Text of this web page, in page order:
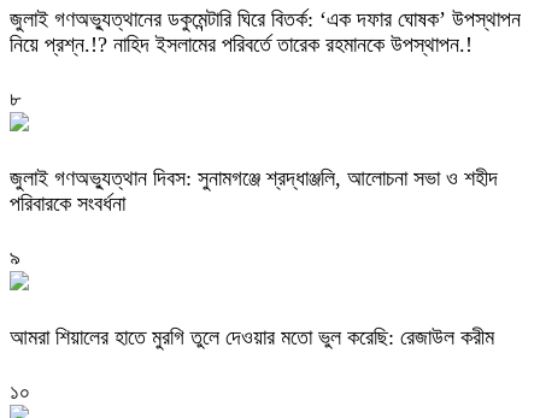
‎জুলাই গণঅভ্যুত্থানের ডকুমেন্টারি ঘিরে বিতর্ক: ‘এক দফার ঘোষক’ উপস্থাপন
নিয়ে প্রশ্ন.!? নাহিদ ইসলামের পরিবর্তে তারেক রহমানকে উপস্থাপন.!
৮
জুলাই গণঅভ্যুত্থান দিবস: সুনামগঞ্জে শ্রদ্ধাঞ্জলি, আলোচনা সভা ও শহীদ
পরিবারকে সংবর্ধনা
৯
‎আমরা শিয়ালের হাতে মুরগি তুলে দেওয়ার মতো ভুল করেছি: রেজাউল করীম
১০